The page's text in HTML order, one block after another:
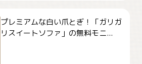
プレミアムな白い爪とぎ！「ガリガ
リスイートソファ」の無料モニ...